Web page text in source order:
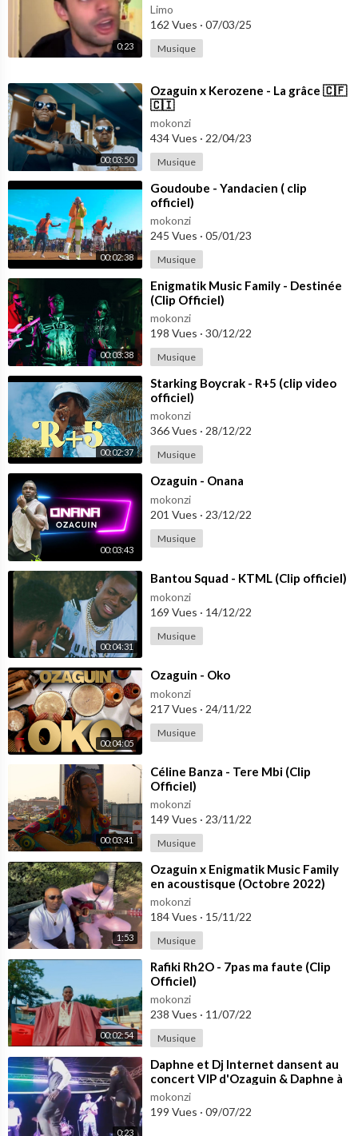
0:23
Limo
162 Vues · 07/03/25
Musique
00:03:50
⁣Ozaguin x Kerozene - La grâce 🇨🇫
🇨🇮
mokonzi
434 Vues · 22/04/23
Musique
00:02:38
⁣Goudoube - Yandacien ( clip
officiel)
mokonzi
245 Vues · 05/01/23
Musique
00:03:38
⁣Enigmatik Music Family - Destinée
(Clip Officiel)
mokonzi
198 Vues · 30/12/22
Musique
00:02:37
⁣Starking Boycrak - R+5 (clip video
officiel)
mokonzi
366 Vues · 28/12/22
Musique
00:03:43
⁣Ozaguin - Onana
mokonzi
201 Vues · 23/12/22
Musique
00:04:31
⁣Bantou Squad - KTML (Clip officiel)
mokonzi
169 Vues · 14/12/22
Musique
00:04:05
⁣Ozaguin - Oko
mokonzi
217 Vues · 24/11/22
Musique
00:03:41
⁣Céline Banza - Tere Mbi (Clip
Officiel)
mokonzi
149 Vues · 23/11/22
Musique
1:53
⁣Ozaguin x Enigmatik Music Family
en acoustisque (Octobre 2022)
mokonzi
184 Vues · 15/11/22
Musique
00:02:54
⁣Rafiki Rh2O - 7pas ma faute (Clip
Officiel)
mokonzi
238 Vues · 11/07/22
Musique
0:23
⁣Daphne et Dj Internet dansent au
concert VIP d'Ozaguin & Daphne à
Bangui
mokonzi
199 Vues · 09/07/22